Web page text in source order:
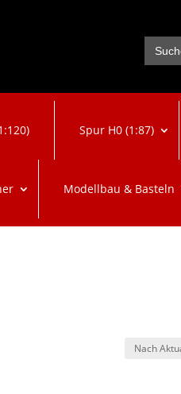
Search
for:
Spur H0 (1:87)
Modellbau & Basteln